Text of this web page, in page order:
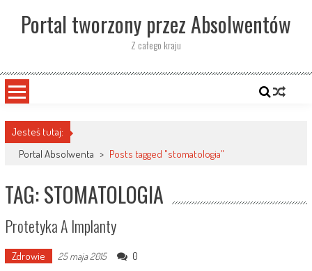
contentPortal tworzony przez Absolwentów
Z całego kraju
Jesteś tutaj:
Portal Absolwenta > Posts tagged "stomatologia"
TAG: STOMATOLOGIA
Protetyka A Implanty
Zdrowie 25 maja 2015 0